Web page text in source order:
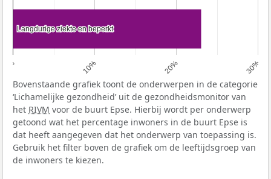
0% 10% 20% 30%
Langdurige ziekte en beperkt
Langdurige ziekte en beperkt
Bovenstaande grafiek toont de onderwerpen in de categorie
‘Lichamelijke gezondheid’ uit de gezondheidsmonitor van
het RIVM voor de buurt Epse. Hierbij wordt per onderwerp
getoond wat het percentage inwoners in de buurt Epse is
dat heeft aangegeven dat het onderwerp van toepassing is.
Gebruik het filter boven de grafiek om de leeftijdsgroep van
de inwoners te kiezen.